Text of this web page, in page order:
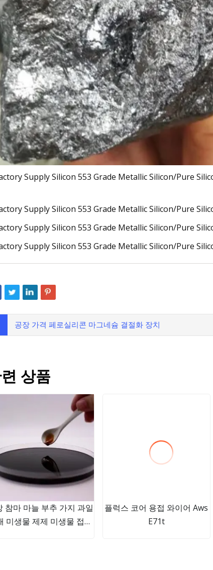
공장 가격 페로실리콘 마그네슘 결절화 장치
상품
참마 마늘 부추 가지 과일
미생물 제제 미생물 접종
플럭스 코어 용접 와이어 Aws
E71t